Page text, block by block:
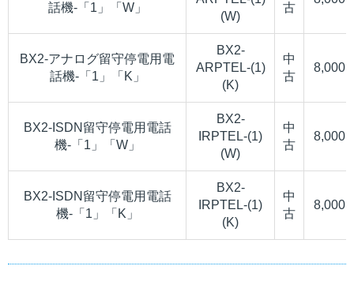
話機-「1」「W」
(W)
古
BX2-アナログ留守停電用電
話機-「1」「K」
BX2-
ARPTEL-(1)
(K)
中
古
8,000
BX2-ISDN留守停電用電話
機-「1」「W」
BX2-
IRPTEL-(1)
(W)
中
古
8,000
BX2-ISDN留守停電用電話
機-「1」「K」
BX2-
IRPTEL-(1)
(K)
中
古
8,000